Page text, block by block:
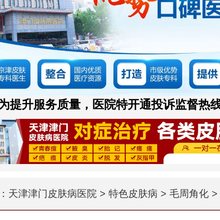
提升服务质量，医院特开通投诉监督热
天津津门皮肤病医院> 特色皮肤病 > 毛周角化>